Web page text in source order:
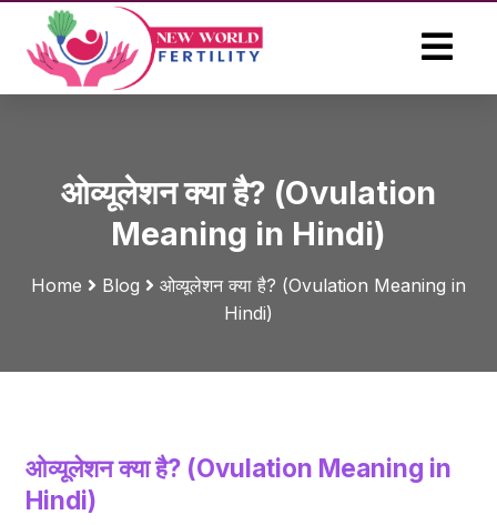
ओव्यूलेशन क्या है? (Ovulation
Meaning in Hindi)
Home Blog
ओव्यूलेशन क्या है? (Ovulation Meaning in
Hindi)
ओव्यूलेशन क्या है? (Ovulation Meaning in
Hindi)